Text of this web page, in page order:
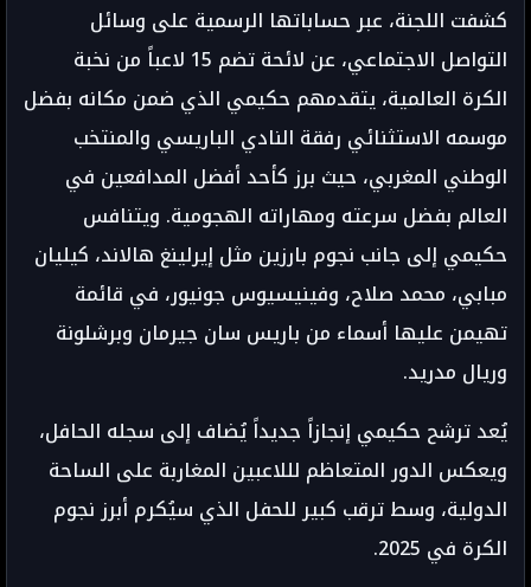
كشفت اللجنة، عبر حساباتها الرسمية على وسائل
التواصل الاجتماعي، عن لائحة تضم 15 لاعباً من نخبة
الكرة العالمية، يتقدمهم حكيمي الذي ضمن مكانه بفضل
موسمه الاستثنائي رفقة النادي الباريسي والمنتخب
الوطني المغربي، حيث برز كأحد أفضل المدافعين في
العالم بفضل سرعته ومهاراته الهجومية. ويتنافس
حكيمي إلى جانب نجوم بارزين مثل إيرلينغ هالاند، كيليان
مبابي، محمد صلاح، وفينيسيوس جونيور، في قائمة
تهيمن عليها أسماء من باريس سان جيرمان وبرشلونة
وريال مدريد.
يُعد ترشح حكيمي إنجازاً جديداً يُضاف إلى سجله الحافل،
ويعكس الدور المتعاظم لللاعبين المغاربة على الساحة
الدولية، وسط ترقب كبير للحفل الذي سيُكرم أبرز نجوم
الكرة في 2025.